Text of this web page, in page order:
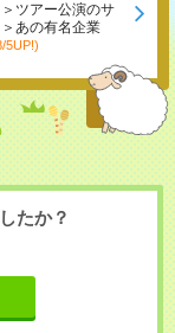
ツアー公演のサ
あの有名企業
5UP!)
たか？